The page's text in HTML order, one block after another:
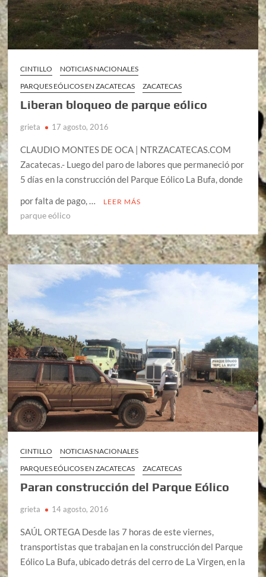
CINTILLO
NOTICIAS NACIONALES
PARQUES EÓLICOS EN ZACATECAS
ZACATECAS
Liberan bloqueo de parque eólico
grieta 17 agosto, 2016
CLAUDIO MONTES DE OCA | NTRZACATECAS.COM
Zacatecas.- Luego del paro de labores que permaneció por
5 días en la construcción del Parque Eólico La Bufa, donde
por falta de pago, …
LEER MÁS
parque eólico
CINTILLO
NOTICIAS NACIONALES
PARQUES EÓLICOS EN ZACATECAS
ZACATECAS
Paran construcción del Parque Eólico
grieta 14 agosto, 2016
SAÚL ORTEGA Desde las 7 horas de este viernes,
transportistas que trabajan en la construcción del Parque
Eólico La Bufa, ubicado detrás del cerro de La Virgen, en la